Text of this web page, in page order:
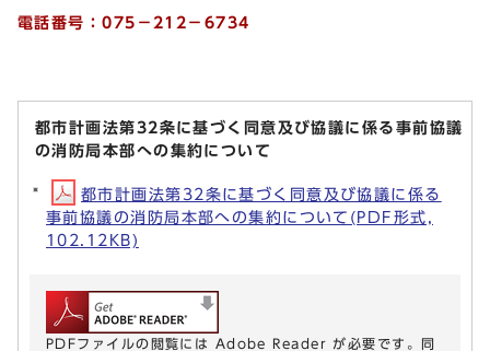
電話番号：075－212－6734
都市計画法第32条に基づく同意及び協議に係る事前協議
の消防局本部への集約について
都市計画法第32条に基づく同意及び協議に係る
事前協議の消防局本部への集約について(PDF形式,
102.12KB)
PDFファイルの閲覧には Adobe Reader が必要です。同